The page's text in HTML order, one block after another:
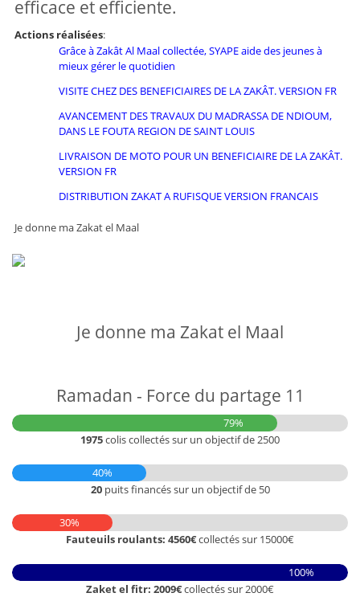
efficace et efficiente.
Actions réalisées:
Grâce à Zakât Al Maal collectée, SYAPE aide des jeunes à
mieux gérer le quotidien
VISITE CHEZ DES BENEFICIAIRES DE LA ZAKÂT. VERSION FR
AVANCEMENT DES TRAVAUX DU MADRASSA DE NDIOUM,
DANS LE FOUTA REGION DE SAINT LOUIS
LIVRAISON DE MOTO POUR UN BENEFICIAIRE DE LA ZAKÂT.
VERSION FR
DISTRIBUTION ZAKAT A RUFISQUE VERSION FRANCAIS
Je donne ma Zakat el Maal
Je donne ma Zakat el Maal
Ramadan - Force du partage 11
79%
1975colis collectés sur un objectif de 2500
40%
20 puits financés sur un objectif de 50
30%
Fauteuils roulants: 4560€collectés sur 15000€
100%
Zaket el fitr: 2009€collectés sur 2000€